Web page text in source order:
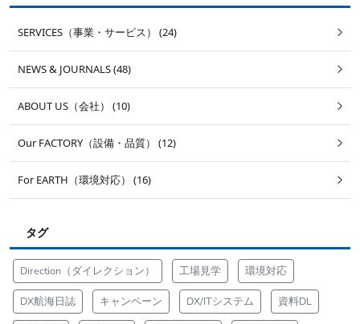
SERVICES（事業・サービス） (24)
NEWS & JOURNALS (48)
ABOUT US（会社） (10)
Our FACTORY（設備・品質） (12)
For EARTH（環境対応） (16)
タグ
Direction（ダイレクション） 工場見学 環境対応
DX航海日誌 キャンペーン DX/ITシステム 資料DL